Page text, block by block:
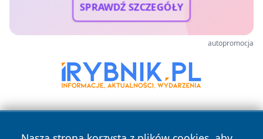
SPRAWDŹ SZCZEGÓŁY
autopromocja